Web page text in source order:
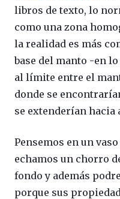
libros de texto, lo
como una zona
la realidad es más
base del manto -en
al límite entre el
donde se
se extenderían hacia
Pensemos en un
echamos un chorro
fondo y además
porque sus